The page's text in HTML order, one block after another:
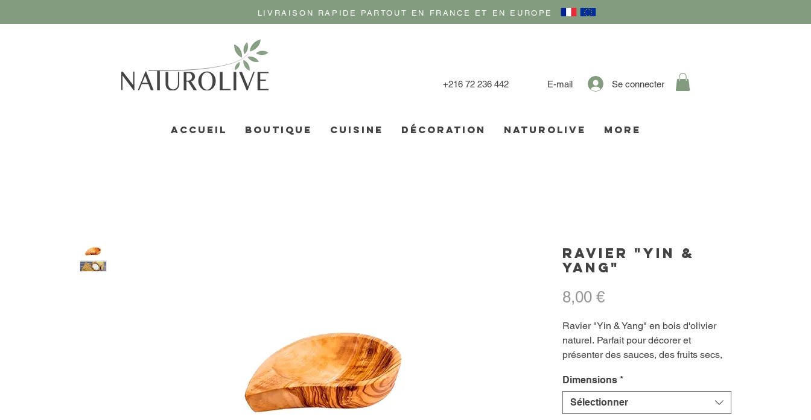
LIVRAISON RAPIDE PARTOUT EN FRANCE ET EN EUROPE
+216 72 236 442 E-mail Se connecter
ACCUEIL BOUTIQUE CUISINE DÉCORATION NATUROLIVE More
Ravier "Yin &
Yang"
8,00 €Prix
Ravier "Yin & Yang" en bois d'olivier
naturel. Parfait pour décorer et
présenter des sauces, des fruits secs,
Fabrication artisanale à partir d'un bois
de grande qualité.
Dimensions *
Sélectionner